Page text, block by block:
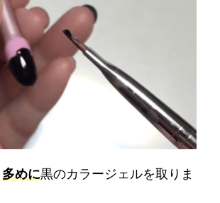
多めに黒のカラージェルを取りま